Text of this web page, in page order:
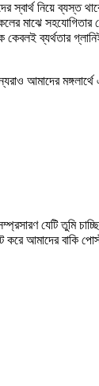
নিয়ে ব্যস্ত
মাঝে
কেবলই
আমাদের
যেটি তুমি
করে আমাদের বাকি